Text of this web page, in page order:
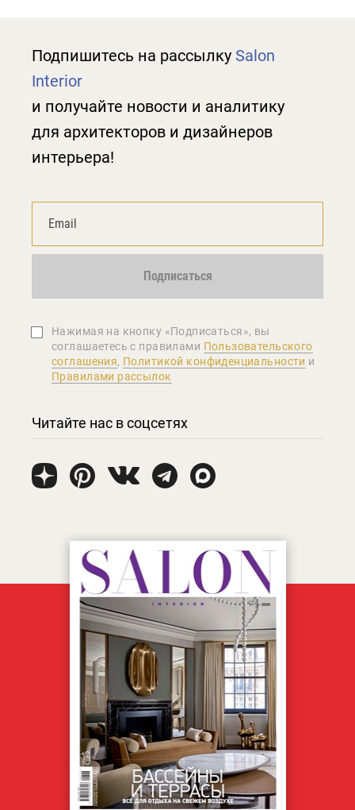
Подпишитесь на рассылку Salon
Interior
и получайте новости и аналитику
для архитекторов и дизайнеров
интерьера!
Подписаться
Нажимая на кнопку «Подписаться», вы
соглашаетеcь с правилами Пользовательского
соглашения, Политикой конфиденциальности и
Правилами рассылок
Читайте нас в соцсетях